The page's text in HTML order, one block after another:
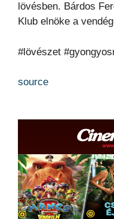
lövésben. Bárdos
Klub elnöke a
#lövészet
source